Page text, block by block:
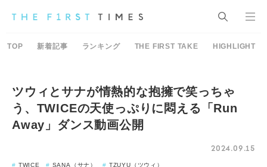
TOP 新着記事 ランキング THE FIRST TAKE HIGHLIGHT
ツウィとサナが情熱的な抱擁で笑っちゃ
う、TWICEの天使っぷりに悶える「Run
Away」ダンス動画公開
2024.09.15
TWICE SANA（サナ） TZUYU（ツウィ）